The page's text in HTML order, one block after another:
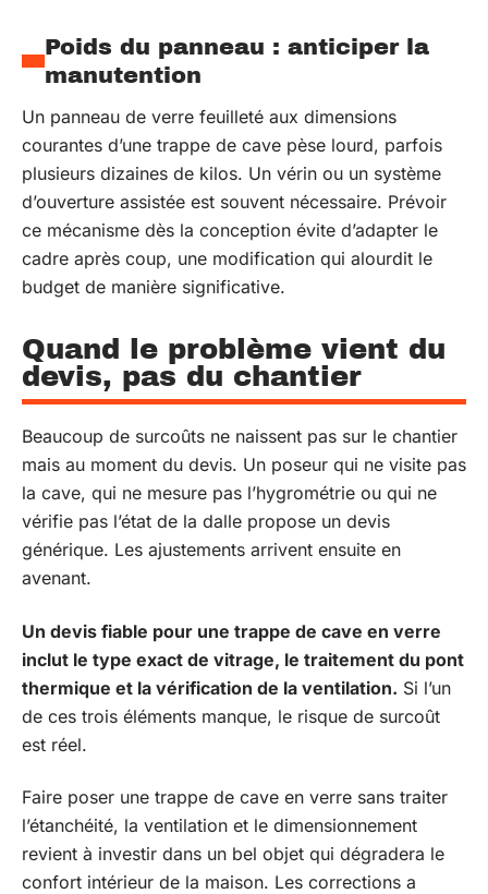
Poids du panneau : anticiper la
manutention
Un panneau de verre feuilleté aux dimensions
courantes d’une trappe de cave pèse lourd, parfois
plusieurs dizaines de kilos. Un vérin ou un système
d’ouverture assistée est souvent nécessaire. Prévoir
ce mécanisme dès la conception évite d’adapter le
cadre après coup, une modification qui alourdit le
budget de manière significative.
Quand le problème vient du
devis, pas du chantier
Beaucoup de surcoûts ne naissent pas sur le chantier
mais au moment du devis. Un poseur qui ne visite pas
la cave, qui ne mesure pas l’hygrométrie ou qui ne
vérifie pas l’état de la dalle propose un devis
générique. Les ajustements arrivent ensuite en
avenant.
Un devis fiable pour une trappe de cave en verre
inclut le type exact de vitrage, le traitement du pont
thermique et la vérification de la ventilation. Si l’un
de ces trois éléments manque, le risque de surcoût
est réel.
Faire poser une trappe de cave en verre sans traiter
l’étanchéité, la ventilation et le dimensionnement
revient à investir dans un bel objet qui dégradera le
confort intérieur de la maison. Les corrections a